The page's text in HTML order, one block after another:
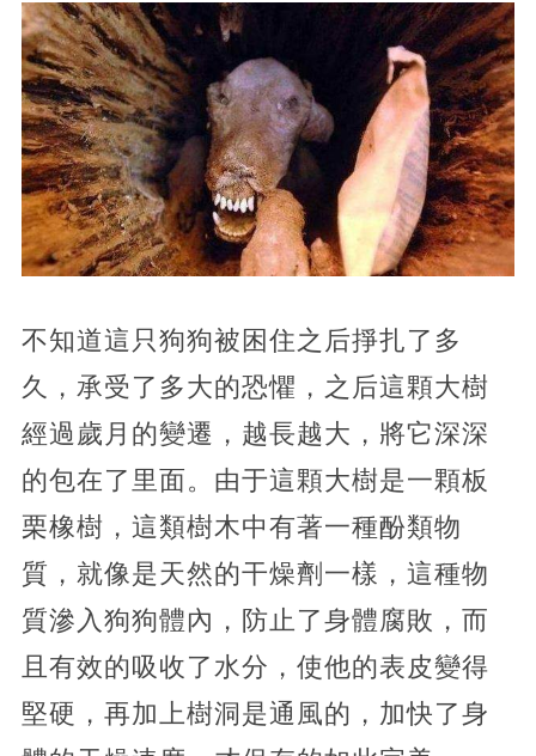
不知道這只狗狗被困住之后掙扎了多
久，承受了多大的恐懼，之后這顆大樹
經過歲月的變遷，越長越大，將它深深
的包在了里面。由于這顆大樹是一顆板
栗橡樹，這類樹木中有著一種酚類物
質，就像是天然的干燥劑一樣，這種物
質滲入狗狗體內，防止了身體腐敗，而
且有效的吸收了水分，使他的表皮變得
堅硬，再加上樹洞是通風的，加快了身